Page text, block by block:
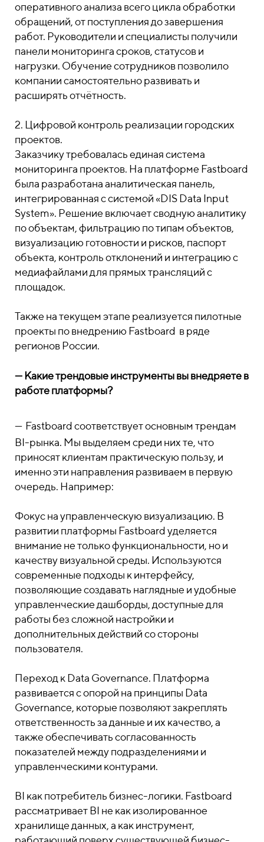
оперативного анализа всего цикла обработки
обращений, от поступления до завершения
работ. Руководители и специалисты получили
панели мониторинга сроков, статусов и
нагрузки. Обучение сотрудников позволило
компании самостоятельно развивать и
расширять отчётность.
2. Цифровой контроль реализации городских
проектов.
Заказчику требовалась единая система
мониторинга проектов. На платформе Fastboard
была разработана аналитическая панель,
интегрированная с системой «DIS Data Input
System». Решение включает сводную аналитику
по объектам, фильтрацию по типам объектов,
визуализацию готовности и рисков, паспорт
объекта, контроль отклонений и интеграцию с
медиафайлами для прямых трансляций с
площадок.
Также на текущем этапе реализуется пилотные
проекты по внедрению Fastboard в ряде
регионов России.
— Какие трендовые инструменты вы внедряете в
работе платформы?
— Fastboard соответствует основным трендам
BI-рынка. Мы выделяем среди них те, что
приносят клиентам практическую пользу, и
именно эти направления развиваем в первую
очередь. Например:
Фокус на управленческую визуализацию. В
развитии платформы Fastboard уделяется
внимание не только функциональности, но и
качеству визуальной среды. Используются
современные подходы к интерфейсу,
позволяющие создавать наглядные и удобные
управленческие дашборды, доступные для
работы без сложной настройки и
дополнительных действий со стороны
пользователя.
Переход к Data Governance. Платформа
развивается с опорой на принципы Data
Governance, которые позволяют закреплять
ответственность за данные и их качество, а
также обеспечивать согласованность
показателей между подразделениями и
управленческими контурами.
BI как потребитель бизнес-логики. Fastboard
рассматривает BI не как изолированное
хранилище данных, а как инструмент,